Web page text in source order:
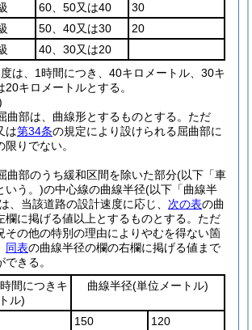
60、50又は40
30
50、40又は30
20
40、30又は20
は、1時間につき、40キロメートル、30キ
20キロメートルとする。
曲部は、曲線形とするものとする。 ただ
は第34条の規定により設けられる屈曲部に
りでない。
曲部のうち緩和区間を除いた部分(以下「車
いう。)の中心線の曲線半径(以下「曲線半
は、当該道路の設計速度に応じ、 次の表の曲
欄に掲げる値以上とするものとする。 ただ
その他の特別の理由によりやむを得ない箇
同表の曲線半径の欄の右欄に掲げる値まで
きる。
間につきキ
ル)
曲線半径(単位メートル)
150
120